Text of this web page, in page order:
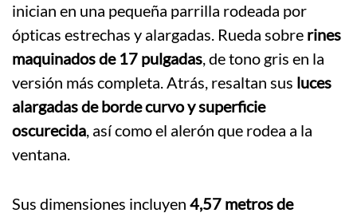
inician en una pequeña parrilla rodeada por
ópticas estrechas y alargadas. Rueda sobre rines
maquinados de 17 pulgadas, de tono gris en la
versión más completa. Atrás, resaltan sus luces
alargadas de borde curvo y superficie
oscurecida, así como el alerón que rodea a la
ventana.
Sus dimensiones incluyen 4,57 metros de